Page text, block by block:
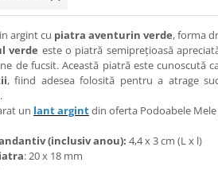
argint cu piatra aventurin verde, forma
verde este o piatră semiprețioasă
de fucsit. Această piatră este cunoscută
, fiind adesea folosită pentru a atrage
un lant argintdin oferta Podoabele
(inclusiv anou): 4,4 x 3 cm (L x l)
: 20 x 18 mm